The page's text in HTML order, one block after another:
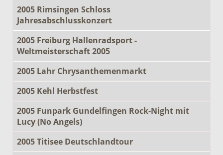
2005 Rimsingen Schloss
Jahresabschlusskonzert
2005 Freiburg Hallenradsport -
Weltmeisterschaft 2005
2005 Lahr Chrysanthemenmarkt
2005 Kehl Herbstfest
2005 Funpark Gundelfingen Rock-Night mit
Lucy (No Angels)
2005 Titisee Deutschlandtour